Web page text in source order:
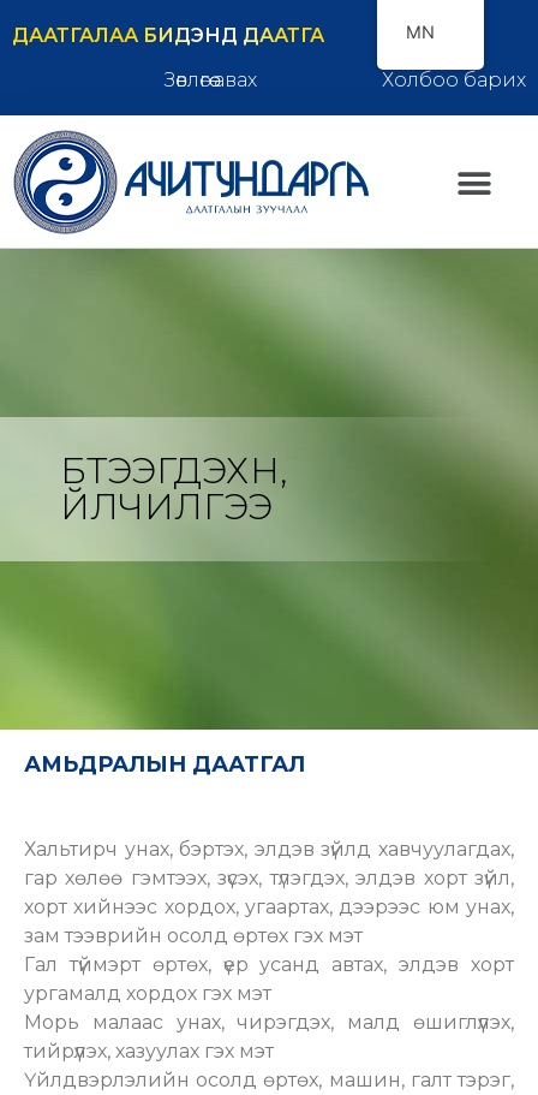
ДААТГАЛАА БИДЭНД ДААТГА
Зөвлөгөө авах
Холбоо барих
БҮТЭЭГДЭХҮҮН,
ҮЙЛЧИЛГЭЭ
АМЬДРАЛЫН ДААТГАЛ
Хальтирч унах, бэртэх, элдэв зүйлд хавчуулагдах,
гар хөлөө гэмтээх, зүсэх, түлэгдэх, элдэв хорт зүйл,
хорт хийнээс хордох, угаартах, дээрээс юм унах,
зам тээврийн осолд өртөх гэх мэт
Гал түймэрт өртөх, үер усанд автах, элдэв хорт
ургамалд хордох гэх мэт
Морь малаас унах, чирэгдэх, малд өшиглүүлэх,
тийрүүлэх, хазуулах гэх мэт
Үйлдвэрлэлийн осолд өртөх, машин, галт тэрэг,
MN